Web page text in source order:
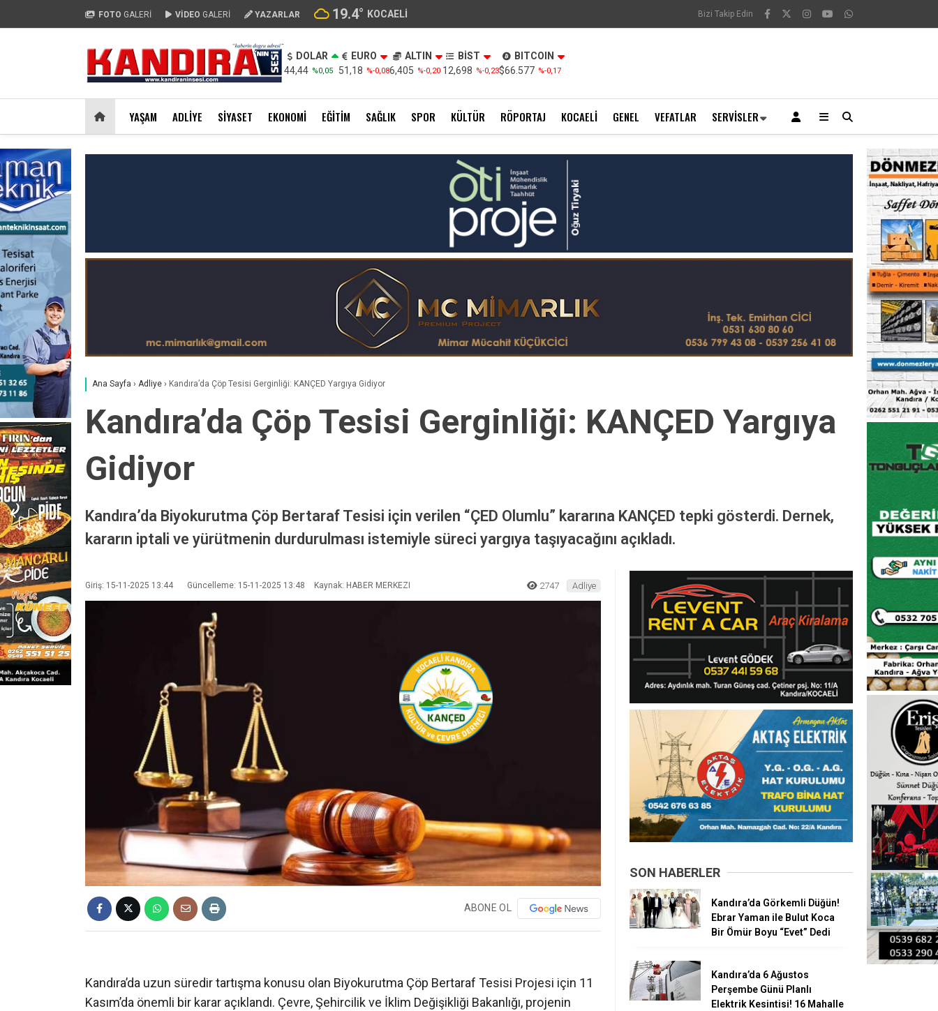
FOTO GALERİ VİDEO GALERİ YAZARLAR 19.4° KOCAELI Bizi Takip Edin
DOLAR
44,44 %0,05
EURO
51,18 %-0,08
ALTIN
6,405 %-0,20
BİST
12,698 %-0,23
BITCOIN
$66.577 %-0,17
YAŞAM ADLIYE SIYASET EKONOMI EĞITIM SAĞLIK SPOR KÜLTÜR RÖPORTAJ KOCAELI GENEL VEFATLAR SERVISLER
Ana Sayfa › Adliye › Kandıra’da Çöp Tesisi Gerginliği: KANÇED Yargıya Gidiyor
Kandıra’da Çöp Tesisi Gerginliği: KANÇED Yargıya
Gidiyor
Kandıra’da Biyokurutma Çöp Bertaraf Tesisi için verilen “ÇED Olumlu” kararına KANÇED tepki gösterdi. Dernek,
kararın iptali ve yürütmenin durdurulması istemiyle süreci yargıya taşıyacağını açıkladı.
Giriş: 15-11-2025 13:44 Güncelleme: 15-11-2025 13:48 Kaynak: HABER MERKEZI 2747 Adliye
ABONE OL
SON HABERLER
Kandıra’da Görkemli Düğün!
Ebrar Yaman ile Bulut Koca
Bir Ömür Boyu “Evet” Dedi
Kandıra’da 6 Ağustos
Perşembe Günü Planlı
Elektrik Kesintisi! 16 Mahalle